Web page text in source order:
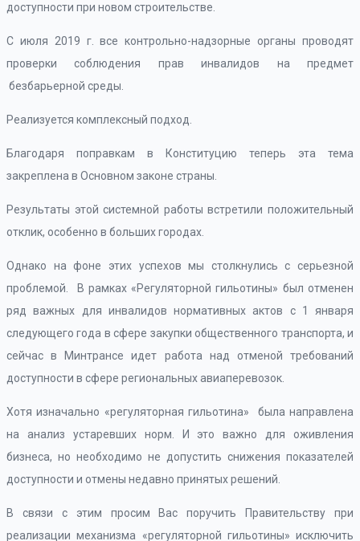
доступности при новом строительстве.
С июля 2019 г. все контрольно-надзорные органы проводят
проверки соблюдения прав инвалидов на предмет
безбарьерной среды.
Реализуется комплексный подход.
Благодаря поправкам в Конституцию теперь эта тема
закреплена в Основном законе страны.
Результаты этой системной работы встретили положительный
отклик, особенно в больших городах.
Однако на фоне этих успехов мы столкнулись с серьезной
проблемой. В рамках «Регуляторной гильотины» был отменен
ряд важных для инвалидов нормативных актов с 1 января
следующего года в сфере закупки общественного транспорта, и
сейчас в Минтрансе идет работа над отменой требований
доступности в сфере региональных авиаперевозок.
Хотя изначально «регуляторная гильотина» была направлена
на анализ устаревших норм. И это важно для оживления
бизнеса, но необходимо не допустить снижения показателей
доступности и отмены недавно принятых решений.
В связи с этим просим Вас поручить Правительству при
реализации механизма «регуляторной гильотины» исключить